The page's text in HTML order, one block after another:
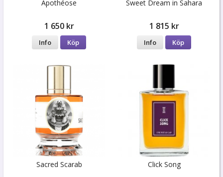
Apothéose
1 650 kr
Info Köp
Sweet Dream in Sahara
1 815 kr
Info Köp
Sacred Scarab Click Song